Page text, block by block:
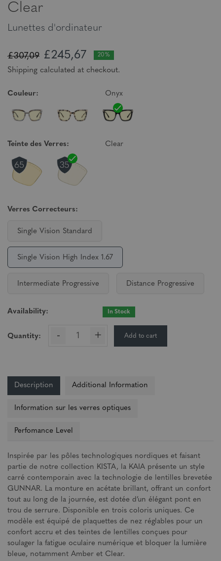
Clear
Lunettes d'ordinateur
£307,09 £245,67 20%
Shipping calculated at checkout.
Couleur: Onyx
Teinte des Verres: Clear
Verres Correcteurs:
Single Vision Standard
Single Vision High Index 1.67
Intermediate Progressive Distance Progressive
Availability: In Stock
Quantity: - + Add to cart
Description Additional Information
Information sur les verres optiques
Perfomance Level
Inspirée par les pôles technologiques nordiques et faisant
partie de notre collection KISTA, la KAIA présente un style
carré contemporain avec la technologie de lentilles brevetée
GUNNAR. La monture en acétate brillant, offrant un confort
tout au long de la journée, est dotée d’un élégant pont en
trou de serrure. Disponible en trois coloris uniques. Ce
modèle est équipé de plaquettes de nez réglables pour un
confort accru et des teintes de lentilles conçues pour
soulager la fatigue oculaire numérique et bloquer la lumière
bleue, notamment Amber et Clear.